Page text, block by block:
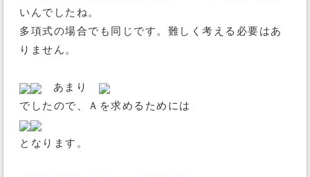
いんでしたね。
多項式の場合でも同じです。難しく考える必要はあ
りません。
あまり
でしたので、Ａを求めるためには
となります。